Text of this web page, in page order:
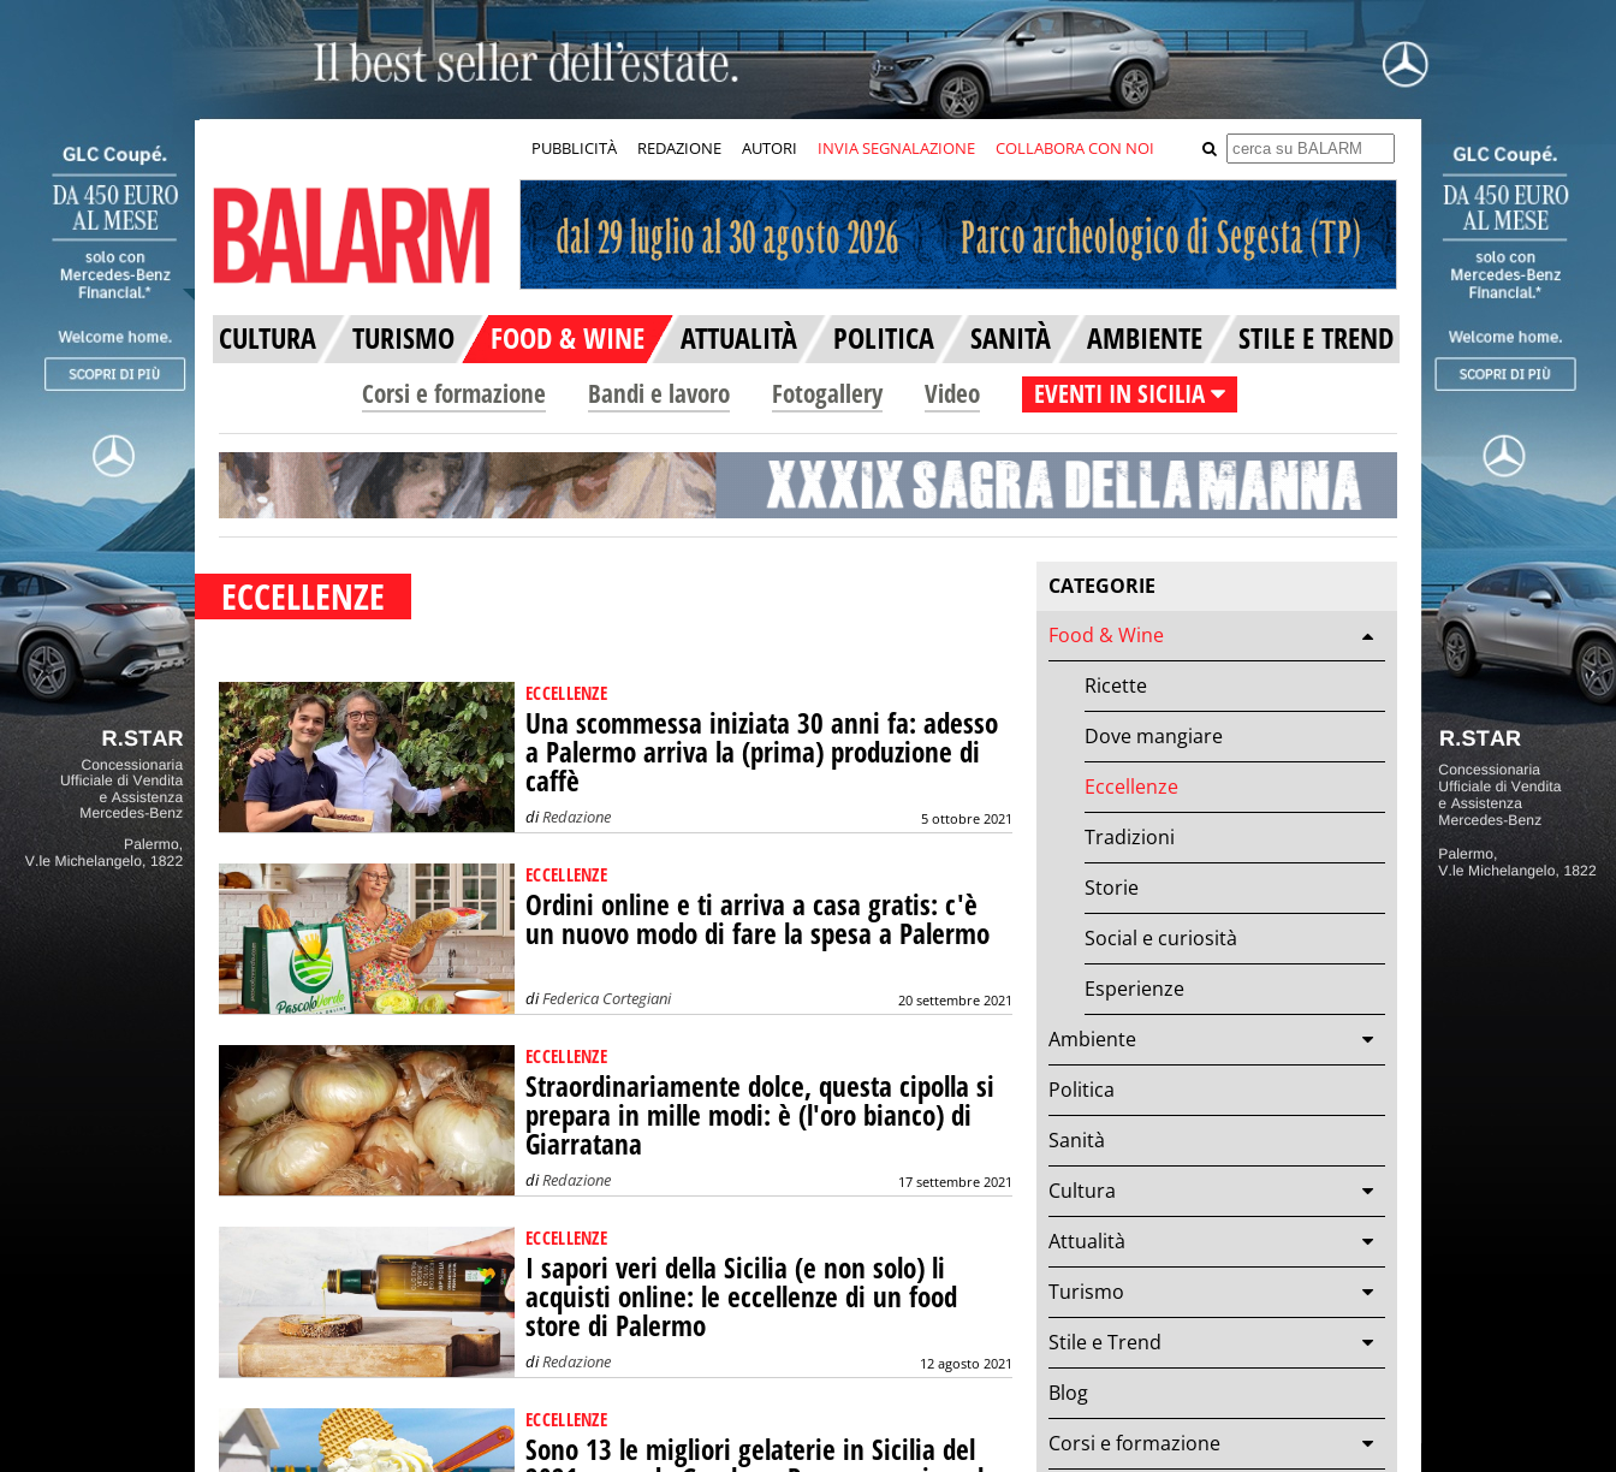
PUBBLICITÀ REDAZIONE AUTORI INVIA SEGNALAZIONE COLLABORA CON NOI
CULTURA TURISMO FOOD & WINE ATTUALITÀ POLITICA SANITÀ AMBIENTE STILE E TREND
Corsi e formazione Bandi e lavoro Fotogallery Video EVENTI IN SICILIA
ECCELLENZE
ECCELLENZE
Una scommessa iniziata 30 anni fa: adesso
a Palermo arriva la (prima) produzione di
caffè
diRedazione 5 ottobre 2021
ECCELLENZE
Ordini online e ti arriva a casa gratis: c'è
un nuovo modo di fare la spesa a Palermo
diFederica Cortegiani 20 settembre 2021
ECCELLENZE
Straordinariamente dolce, questa cipolla si
prepara in mille modi: è (l'oro bianco) di
Giarratana
diRedazione 17 settembre 2021
ECCELLENZE
I sapori veri della Sicilia (e non solo) li
acquisti online: le eccellenze di un food
store di Palermo
diRedazione 12 agosto 2021
ECCELLENZE
Sono 13 le migliori gelaterie in Sicilia del
CATEGORIE
Food & Wine
Ricette
Dove mangiare
Eccellenze
Tradizioni
Storie
Social e curiosità
Esperienze
Ambiente
Politica
Sanità
Cultura
Attualità
Turismo
Stile e Trend
Blog
Corsi e formazione